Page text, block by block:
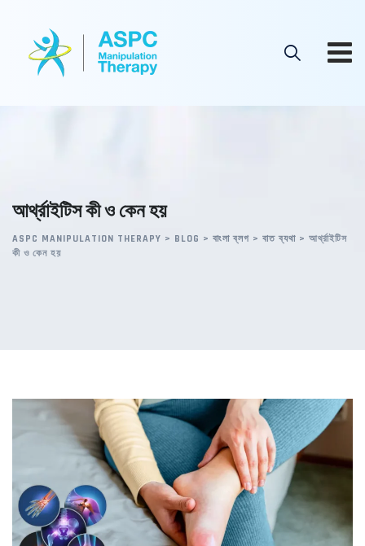
content
আর্থ্রাইটিস কী ও কেন হয়
ASPC MANIPULATION THERAPY > BLOG > বাংলা ব্লগ > বাত ব্যথা > আর্থ্রাইটিস
কী ও কেন হয়